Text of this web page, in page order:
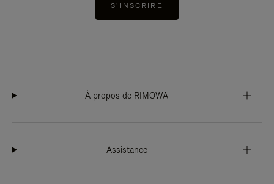
S'INSCRIRE
À propos de RIMOWA
Assistance